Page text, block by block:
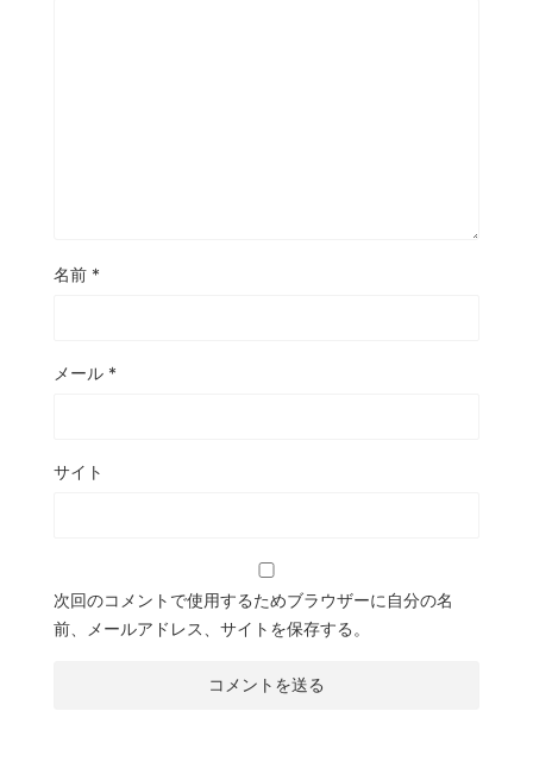
名前 *
メール *
サイト
次回のコメントで使用するためブラウザーに自分の名
前、メールアドレス、サイトを保存する。